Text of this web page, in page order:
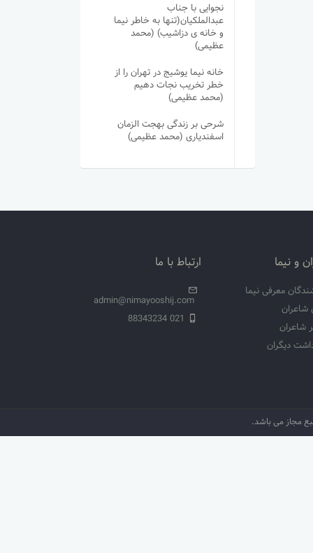
نجوایی با جناب
عبدالملکیان(تنها به خاطر نیما
و خانه ی دزاشیب) (محمد
عظیمی)
خانه نیما یوشیج در تهران را از
خطر تخریب نجات دهیم
(محمد عظیمی)
شرحی بر زندگی بهجت الزمان
اسفندیاری (محمد عظیمی)
و نیما
معرفی نیما
شاعران
شاعران
دیگران
ارتباط با ما
admin@nimayooshij.com
021 88343234
مجاز می باشد.